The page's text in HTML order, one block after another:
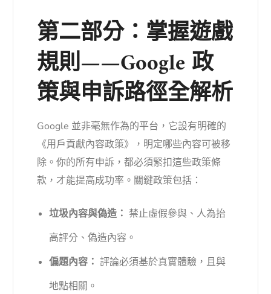
第二部分：掌握遊戲
規則——Google 政
策與申訴路徑全解析
Google 並非毫無作為的平台，它設有明確的
《用戶貢獻內容政策》，明定哪些內容可被移
除。你的所有申訴，都必須緊扣這些政策條
款，才能提高成功率。關鍵政策包括：
垃圾內容與偽造： 禁止虛假參與、人為抬
高評分、偽造內容。
偏題內容： 評論必須基於真實體驗，且與
地點相關。